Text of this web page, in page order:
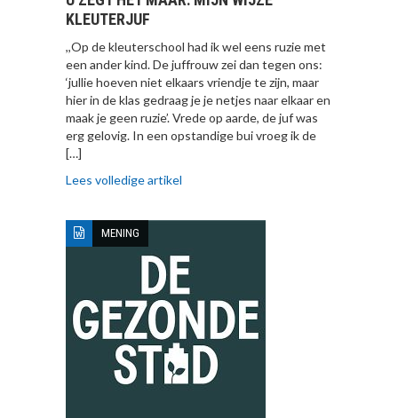
KLEUTERJUF
,,Op de kleuterschool had ik wel eens ruzie met
een ander kind. De juffrouw zei dan tegen ons:
‘jullie hoeven niet elkaars vriendje te zijn, maar
hier in de klas gedraag je je netjes naar elkaar en
maak je geen ruzie’. Vrede op aarde, de juf was
erg gelovig. In een opstandige bui vroeg ik de
[…]
Lees volledige artikel
MENING